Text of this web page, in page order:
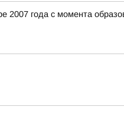
года с момента